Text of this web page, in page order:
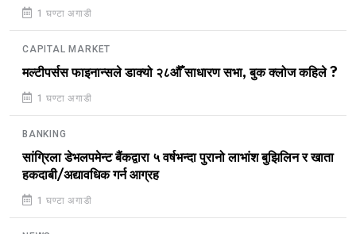
1 घण्टा अगाडी
CAPITAL MARKET
मल्टीपर्सस फाइनान्सले डाक्यो २८औँ साधारण सभा, बुक क्लोज कहिले ?
1 घण्टा अगाडी
BANKING
सांग्रिला डेभलपमेन्ट बैंकद्वारा ५ वर्षभन्दा पुरानो लाभांश बुझिलिन र खाता
हकदाबी/अद्यावधिक गर्न आग्रह
1 घण्टा अगाडी